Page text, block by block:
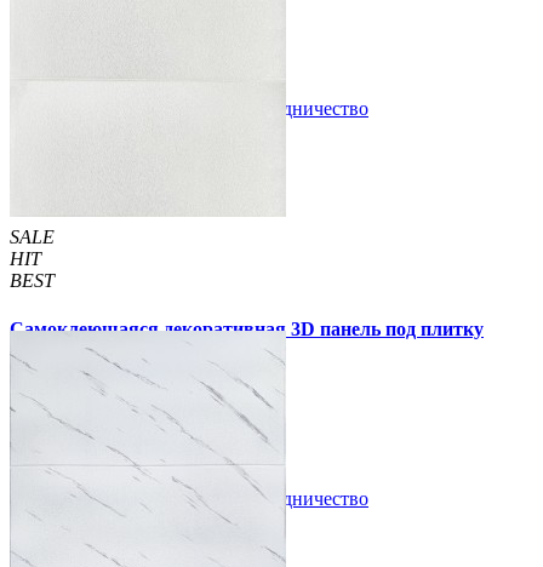
Сотрудничество
SALE
HIT
BEST
Самоклеющаяся декоративная 3D панель под плитку
белую 700x700x4мм (365)
105 грн 210 грн
Купить В закладки Сотрудничество